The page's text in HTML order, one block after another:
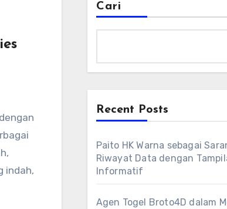
indah,
Cari
Recent Posts
Paito HK Warna sebagai
Riwayat Data dengan
Informatif
Agen Togel Broto4D dalam